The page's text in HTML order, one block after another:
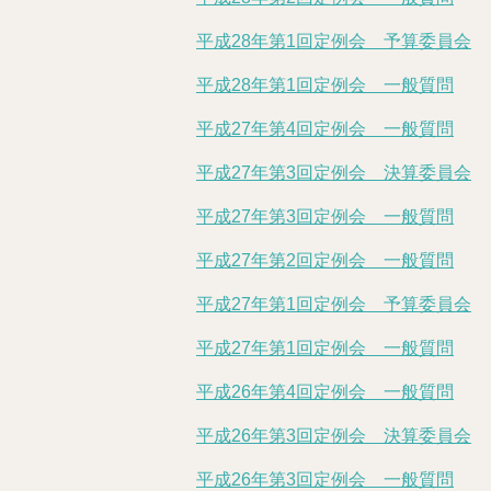
平成28年第1回定例会 予算委員会
平成28年第1回定例会 一般質問
平成27年第4回定例会 一般質問
平成27年第3回定例会 決算委員会
平成27年第3回定例会 一般質問
平成27年第2回定例会 一般質問
平成27年第1回定例会 予算委員会
平成27年第1回定例会 一般質問
平成26年第4回定例会 一般質問
平成26年第3回定例会 決算委員会
平成26年第3回定例会 一般質問